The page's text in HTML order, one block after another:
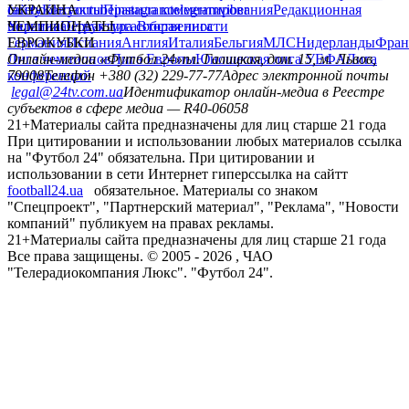
сайтуКонтактыПравила комментированияРедакционная
политикаСтруктура собственности
facebookxyoutubeinstagramtelegramviber
УКРАИНА
УкраинаПервая лигаВторая лига
ЧЕМПИОНАТЫ
ГерманияИспанияАнглияИталияБельгияМЛСНидерланды
ЕВРОКУБКИ
Лига чемпионовЛига ЕвропыЮношеская лига УЕФАЛига
конференций
Онлайн-медиа «Футбол 24»пл. Галицкая, дом. 15, м. Львов,
79008Телефон +380 (32) 229-77-77Адрес электронной почты
legal@24tv.com.uaИдентификатор онлайн-медиа в Реестре
субъектов в сфере медиа — R40-06058
21+Материалы сайта предназначены для лиц старше 21 года
При цитировании и использовании любых материалов ссылка
на "Футбол 24" обязательна. При цитировании и
использовании в сети Интернет гиперссылка на сайтт
football24.ua
обязательное. Материалы со знаком
"Спецпроект", "Партнерский материал", "Реклама", "Новости
компаний" публикуем на правах рекламы.
21+Материалы сайта предназначены для лиц старше 21 года
Все права защищены. © 2005 - 2026 , ЧАО
"Телерадиокомпания Люкс". "Футбол 24".